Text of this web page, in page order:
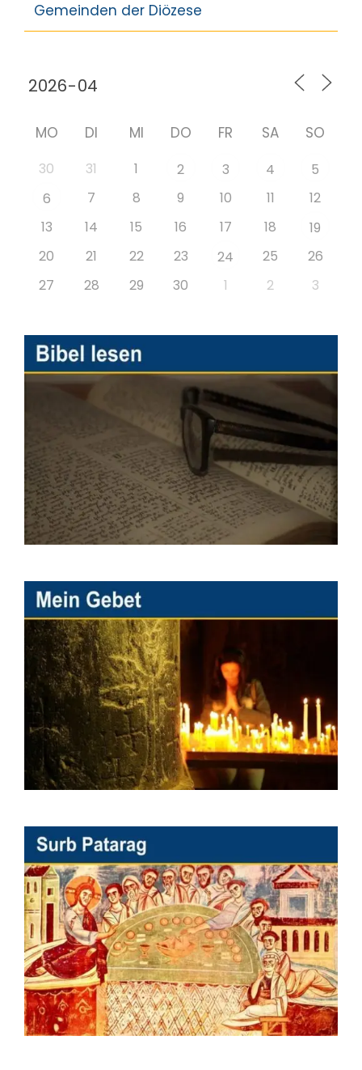
Gemeinden der Diözese
MO DI MI DO FR SA SO
30 31 1 2 3 4
5
6
7 8 9 10 11
12
13
14 15 16 17 18
19
20
21 22 23 24 25
26
27
28 29 30 1 2 3